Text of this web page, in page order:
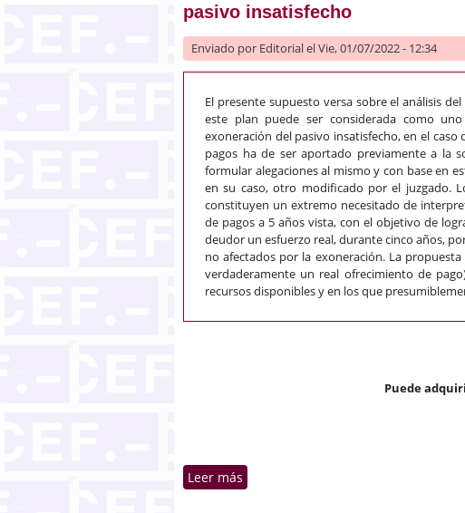
pasivo insatisfecho
Enviado por Editorialel Vie, 01/07/2022 - 12:34
El presente supuesto versa sobre el análisis
este plan puede ser considerada como
exoneración del pasivo insatisfecho, en el
pagos ha de ser aportado previamente a la
formular alegaciones al mismo y con base en
en su caso, otro modificado por el juzgado.
constituyen un extremo necesitado de
de pagos a 5 años vista, con el objetivo de
deudor un esfuerzo real, durante cinco años,
no afectados por la exoneración. La
verdaderamente un real ofrecimiento de
recursos disponibles y en los que
Puede
Leer más